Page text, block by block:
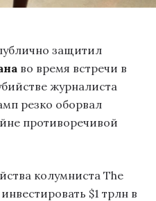
защитил
во время встречи в
журналиста
резко оборвал
противоречивой
колумниста The
$1 трлн в